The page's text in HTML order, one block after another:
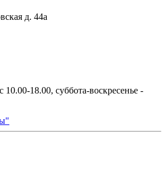
д. 44а
18.00, суббота-воскресенье -